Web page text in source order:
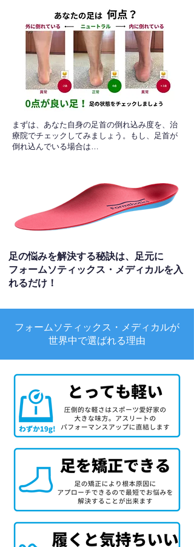
​まずは、あなた自身の足首の倒れ込み度を、治
療院でチェックしてみましょう。もし、足首が
倒れ込んでいる場合は…
足の悩みを解決する秘訣は、足元に
フォームソティックス・メディカルを入
れるだけ！
フォームソティックス・メディカルが
世界中で選ばれる理由